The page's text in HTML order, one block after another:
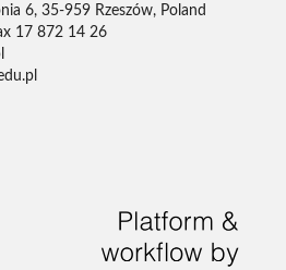
6, 35-959 Rzeszów, Poland
17 872 14 26